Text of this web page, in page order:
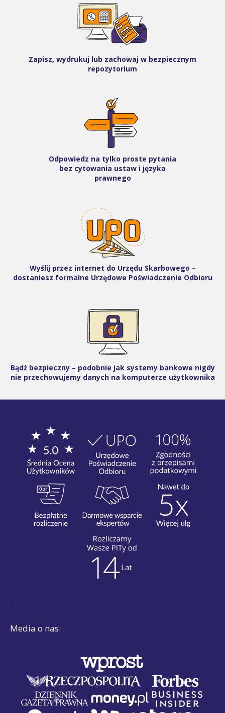
Zapisz, wydrukuj lub zachowaj w bezpiecznym
repozytorium
Odpowiedz na tylko proste pytania
bez cytowania ustaw i języka
prawnego
Wyślij przez internet do Urzędu Skarbowego –
dostaniesz formalne Urzędowe Poświadczenie Odbioru
Bądź bezpieczny – podobnie jak systemy bankowe nigdy
nie przechowujemy danych na komputerze użytkownika
Media o nas: